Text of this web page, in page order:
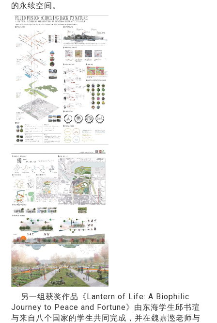
的永续空间。
另一组获奖作品《Lantern of Life: A Biophilic
Journey to Peace and Fortune》由东海学生邱书瑄
与来自八个国家的学生共同完成，并在魏嘉滺老师与